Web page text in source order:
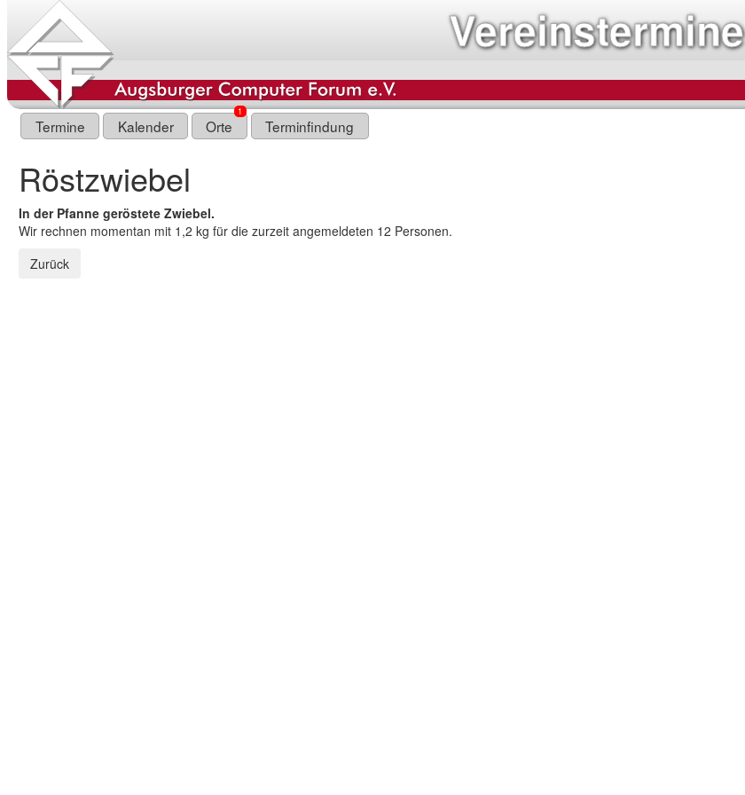
Vereinstermine
Termine Kalender Orte
1
Terminfindung
Röstzwiebel
In der Pfanne geröstete Zwiebel.
Wir rechnen momentan mit 1,2 kg für die zurzeit angemeldeten 12 Personen.